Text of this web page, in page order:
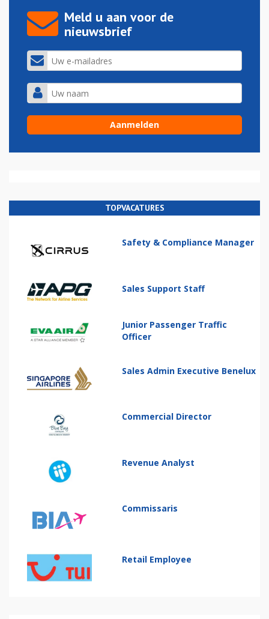
Meld u aan voor de
nieuwsbrief
TOPVACATURES
Safety & Compliance Manager
Sales Support Staff
Junior Passenger Traffic
Officer
Sales Admin Executive Benelux
Commercial Director
Revenue Analyst
Commissaris
Retail Employee